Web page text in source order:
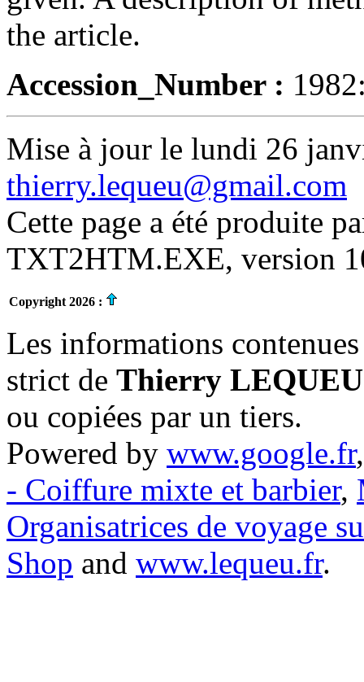
the article.
Accession_Number :
Mise à jour le lundi 26
thierry.lequeu@gmail.com
Cette page a été produite
TXT2HTM.EXE, version
Copyright 2026 :
Les informations
strict de Thierry LEQUEU
ou copiées par un tiers.
Powered by www.google.fr
- Coiffure mixte et barbier,
Organisatrices de voyage
Shop and www.lequeu.fr.